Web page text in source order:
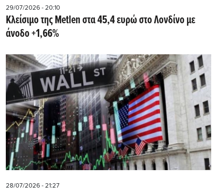
29/07/2026 - 20:10
Kλείσιμο της Metlen στα 45,4 ευρώ στο Λονδίνο με
άνοδο +1,66%
28/07/2026 - 21:27